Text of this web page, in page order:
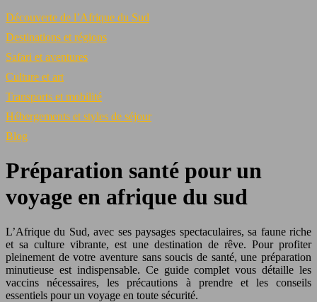
Découverte de l’Afrique du Sud
Destinations et régions
Safari et aventures
Culture et art
Transports et mobilité
Hébergements et styles de séjour
Blog
Préparation santé pour un
voyage en afrique du sud
L’Afrique du Sud, avec ses paysages spectaculaires, sa faune riche
et sa culture vibrante, est une destination de rêve. Pour profiter
pleinement de votre aventure sans soucis de santé, une préparation
minutieuse est indispensable. Ce guide complet vous détaille les
vaccins nécessaires, les précautions à prendre et les conseils
essentiels pour un voyage en toute sécurité.